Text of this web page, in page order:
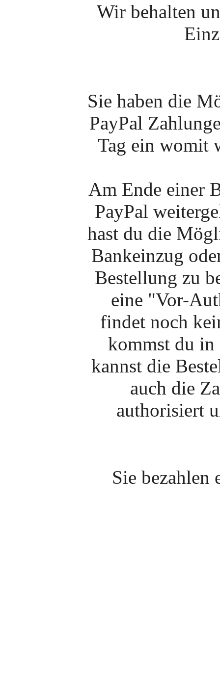
Wir behalten
Sie haben die
PayPal
Tag ein womit
Am Ende einer
PayPal
hast du die
Bankeinzug
Bestellung zu
eine "Vor-
findet noch
kommst du in
kannst die
auch die
authorisiert
Sie bezahlen